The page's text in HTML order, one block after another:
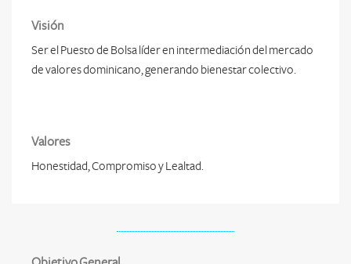
Visión
Ser el Puesto de Bolsa líder en intermediación del mercado
de valores dominicano, generando bienestar colectivo.
Valores
Honestidad, Compromiso y Lealtad.